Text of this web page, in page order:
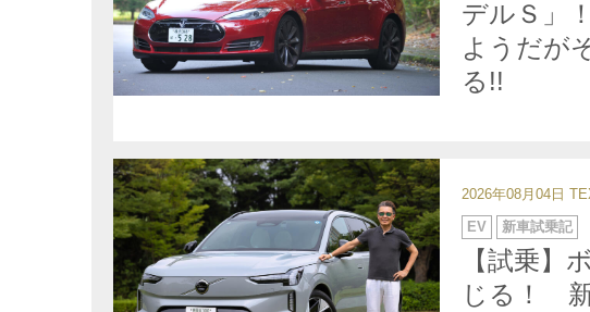
デルＳ」
ようだが
る!!
2026年08月04日
【試乗】
じる！
カ
テEV 新車試乗記